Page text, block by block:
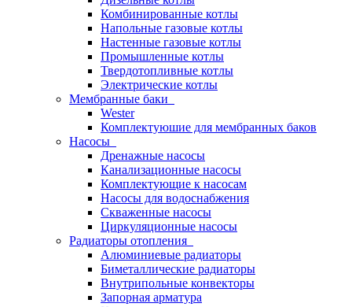
Комбинированные котлы
Напольные газовые котлы
Настенные газовые котлы
Промышленные котлы
Твердотопливные котлы
Электрические котлы
Мембранные баки
Wester
Комплектуюшие для мембранных баков
Насосы
Дренажные насосы
Канализационные насосы
Комплектующие к насосам
Насосы для водоснабжения
Скваженные насосы
Циркуляционные насосы
Радиаторы отопления
Алюминиевые радиаторы
Биметаллические радиаторы
Внутрипольные конвекторы
Запорная арматура